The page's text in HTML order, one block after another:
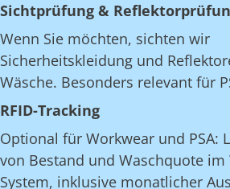
Sichtprüfung &
Wenn Sie möchten, sichten wir
Sicherheitskleidung und
Wäsche. Besonders relevant für
RFID-Tracking
Optional für Workwear und PSA:
von Bestand und Waschquote im
System, inklusive monatlicher